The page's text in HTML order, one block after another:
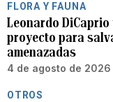
FLORA Y FAUNA
Leonardo DiCaprio
proyecto para
amenazadas
4 de agosto de 2026
OTROS